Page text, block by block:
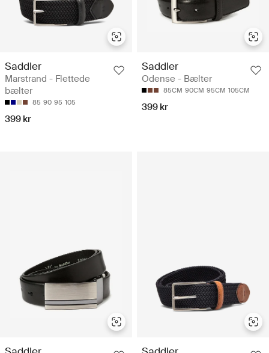
Saddler
Marstrand - Flettede
bælter
85 90 95 105
399 kr
Saddler
Odense - Bælter
85CM 90CM 95CM 105CM
399 kr